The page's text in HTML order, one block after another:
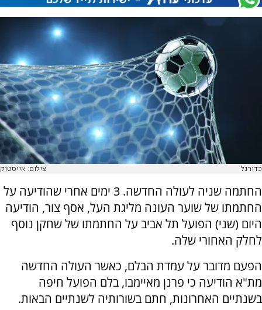
כדורגל צילום: אייסטוק
החתמה שניה לעולה החדשה. 3 ימים אחרי שהודיעה על
החתמתו של שוער העונה מליגת העל, אסף צור, הודיעה
היום (שני) הפועל תל אביב על החתמתו של שחקן נוסף
לחלק האחורי שלה.
הפעם מדובר על עמדת הבלם, כאשר העולה החדשה
מת"א הודיעה כי פרנן מאיימבו, בלם הפועל חיפה
בשנתיים האחרונות, חתם בשורותיה לשנתיים הבאות.